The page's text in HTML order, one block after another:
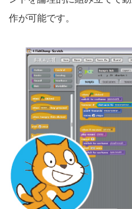
作が可能です。